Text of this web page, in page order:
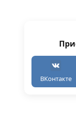
ВКонтакте